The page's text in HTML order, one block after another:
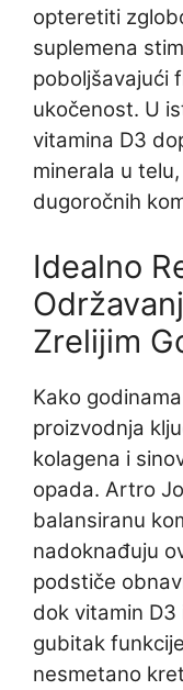
opteretiti
suplemena
poboljšavajući
ukočenost. U
vitamina D3
minerala u
dugoročnih
Idealno
Zrelijim
Kako
proizvodnja
kolagena i
opada. Artro
balansiranu
nadoknađuju
podstiče
dok vitamin
gubitak
nesmetano